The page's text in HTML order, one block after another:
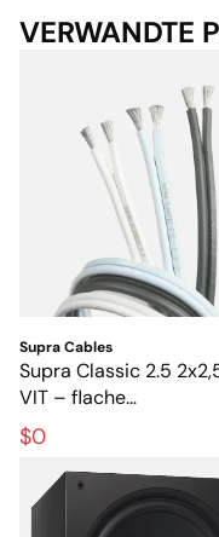
workmanship
tuning for all
Floorstanding
VERWANDTE
Supra Cables
Supra Classic 2.5
VIT – flache
Lautsprecherkabel für
und Heimkino
$0